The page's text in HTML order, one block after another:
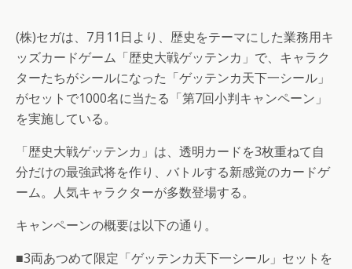
(株)セガは、7月11日より、歴史をテーマにした業務用キ
ッズカードゲーム「歴史大戦ゲッテンカ」で、キャラク
ターたちがシールになった「ゲッテンカ天下一シール」
がセットで1000名に当たる「第7回小判キャンペーン」
を実施している。
「歴史大戦ゲッテンカ」は、透明カードを3枚重ねて自
分だけの最強武将を作り、バトルする新感覚のカードゲ
ーム。人気キャラクターが多数登場する。
キャンペーンの概要は以下の通り。
■3両あつめて限定「ゲッテンカ天下一シール」セットを